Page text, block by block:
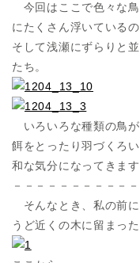
今回はここで色々な
にたくさん浮いている
そして浅瀬にずらりと
たち。
いろいろな種類の鳥
餌をとったり羽づくろ
和な気分になってきます
－－－－－－－－－－－
そんなとき、私の前に
うど近くの木に留まっ